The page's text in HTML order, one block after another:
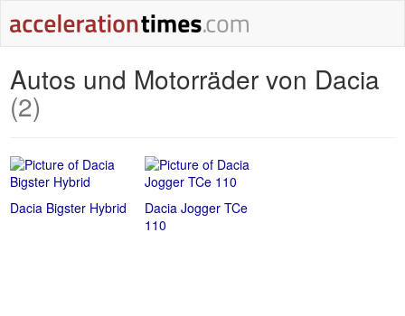
Autos und Motorräder von Dacia
(2)
Dacia Bigster Hybrid
Dacia Jogger TCe
110